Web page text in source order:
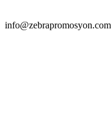
info@zebrapromosyon.com